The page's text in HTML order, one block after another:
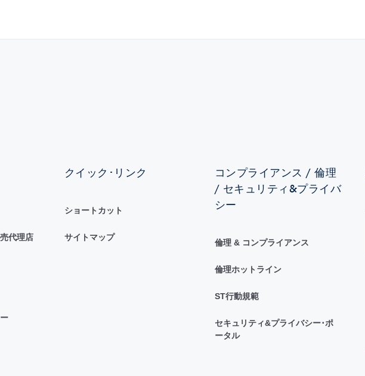
代理店
クイック･リンク
ショートカット
サイトマップ
コンプライアンス / 倫理
/ セキュリティ&プライバ
シー
倫理 & コンプライアンス
倫理ホットライン
ST行動規範
セキュリティ&プライバシー･ポ
ータル